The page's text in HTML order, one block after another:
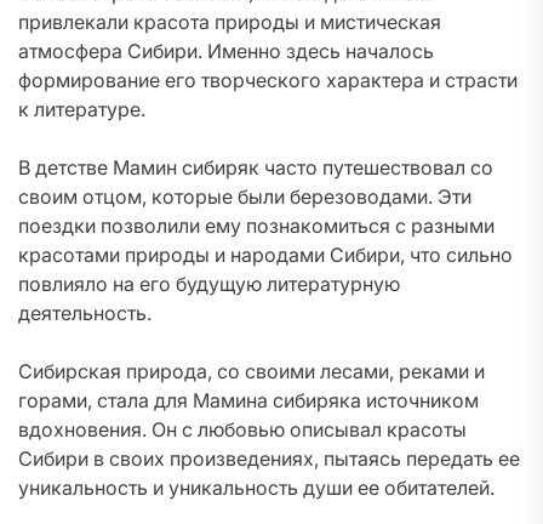
привлекали красота природы и мистическая
атмосфера Сибири. Именно здесь началось
формирование его творческого характера и страсти
к литературе.
В детстве Мамин сибиряк часто путешествовал со
своим отцом, которые были березоводами. Эти
поездки позволили ему познакомиться с разными
красотами природы и народами Сибири, что сильно
повлияло на его будущую литературную
деятельность.
Сибирская природа, со своими лесами, реками и
горами, стала для Мамина сибиряка источником
вдохновения. Он с любовью описывал красоты
Сибири в своих произведениях, пытаясь передать ее
уникальность и уникальность души ее обитателей.